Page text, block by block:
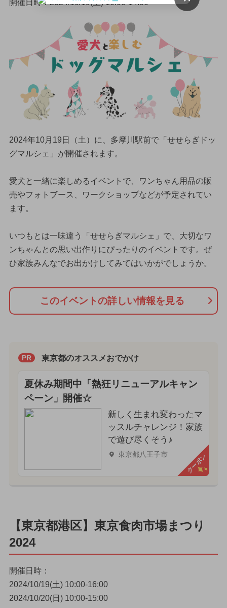
開催日時：2024/10/19(土) 10:00-14:00
2024年10月19日（土）に、多摩川駅前で「せせらぎドッ
グマルシェ」が開催されます。
愛犬と一緒に楽しめるイベントで、ワンちゃん用品の販
売やフォトブース、ワークショップなどが予定されてい
ます。
いつもとは一味違う「せせらぎマルシェ」で、大切なワ
ンちゃんとの思い出作りにぴったりのイベントです。ぜ
ひ家族みんなでお出かけしてみてはいかがでしょうか。
このイベントの詳しい情報を見る
PR 東京都のオススメおでかけ
夏休み期間中「熱狂リニューアルキャン
ペーン」開催☆
新しく生まれ変わったマ
ッスルチャレンジ！家族
で遊び尽くそう♪
東京都八王子市 クーポン
【東京都港区】東京食肉市場まつり
2024
開催日時：
2024/10/19(土) 10:00-16:00
2024/10/20(日) 10:00-15:00